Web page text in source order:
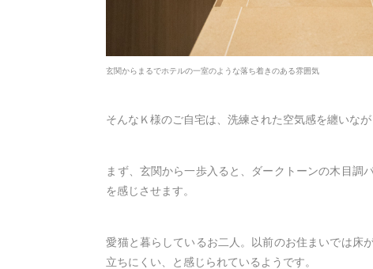
玄関からまるでホテルの一室のような落ち着きのある雰囲気
そんなＫ様のご自宅は、洗練された空気感を纏いなが
まず、玄関から一歩入ると、ダークトーンの木目調
を感じさせます。
愛猫と暮らしているお二人。以前のお住まいでは床
立ちにくい、と感じられているようです。